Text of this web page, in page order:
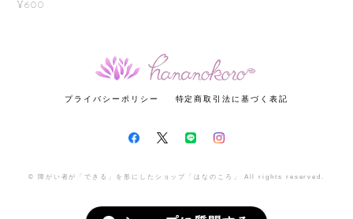
¥600
プライバシーポリシー 特定商取引法に基づく表記
© 障がい者が「できる」を形にしたショップ「はなのころ」 All rights reserved.